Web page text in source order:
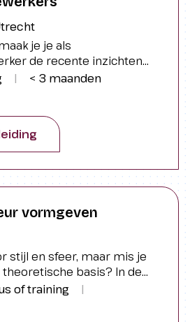
hbo
een hbo-
bewijs van
je een cursus of
je je als
de recente inzichten
van wetenschappelijk
formuleren toegesneden
| < 3 maanden
vormgeven
stijl en sfeer, maar mis je
basis? In de
leer je
interieur
geven en te presenteren
of training
|